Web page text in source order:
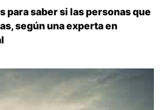
para saber si las personas que
según una experta en